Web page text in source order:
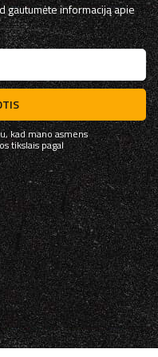
gautumėte informaciją apie
kad mano asmens
tikslais pagal